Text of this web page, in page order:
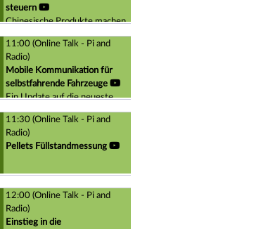
steuern
Chinesische Produkte machen
das billig und einfach
11:00 (Online Talk - Pi and
Radio)
Mobile Kommunikation für
selbstfahrende Fahrzeuge
Ein Update auf die neueste
Technologie
11:30 (Online Talk - Pi and
Radio)
Pellets Füllstandmessung
12:00 (Online Talk - Pi and
Radio)
Einstieg in die